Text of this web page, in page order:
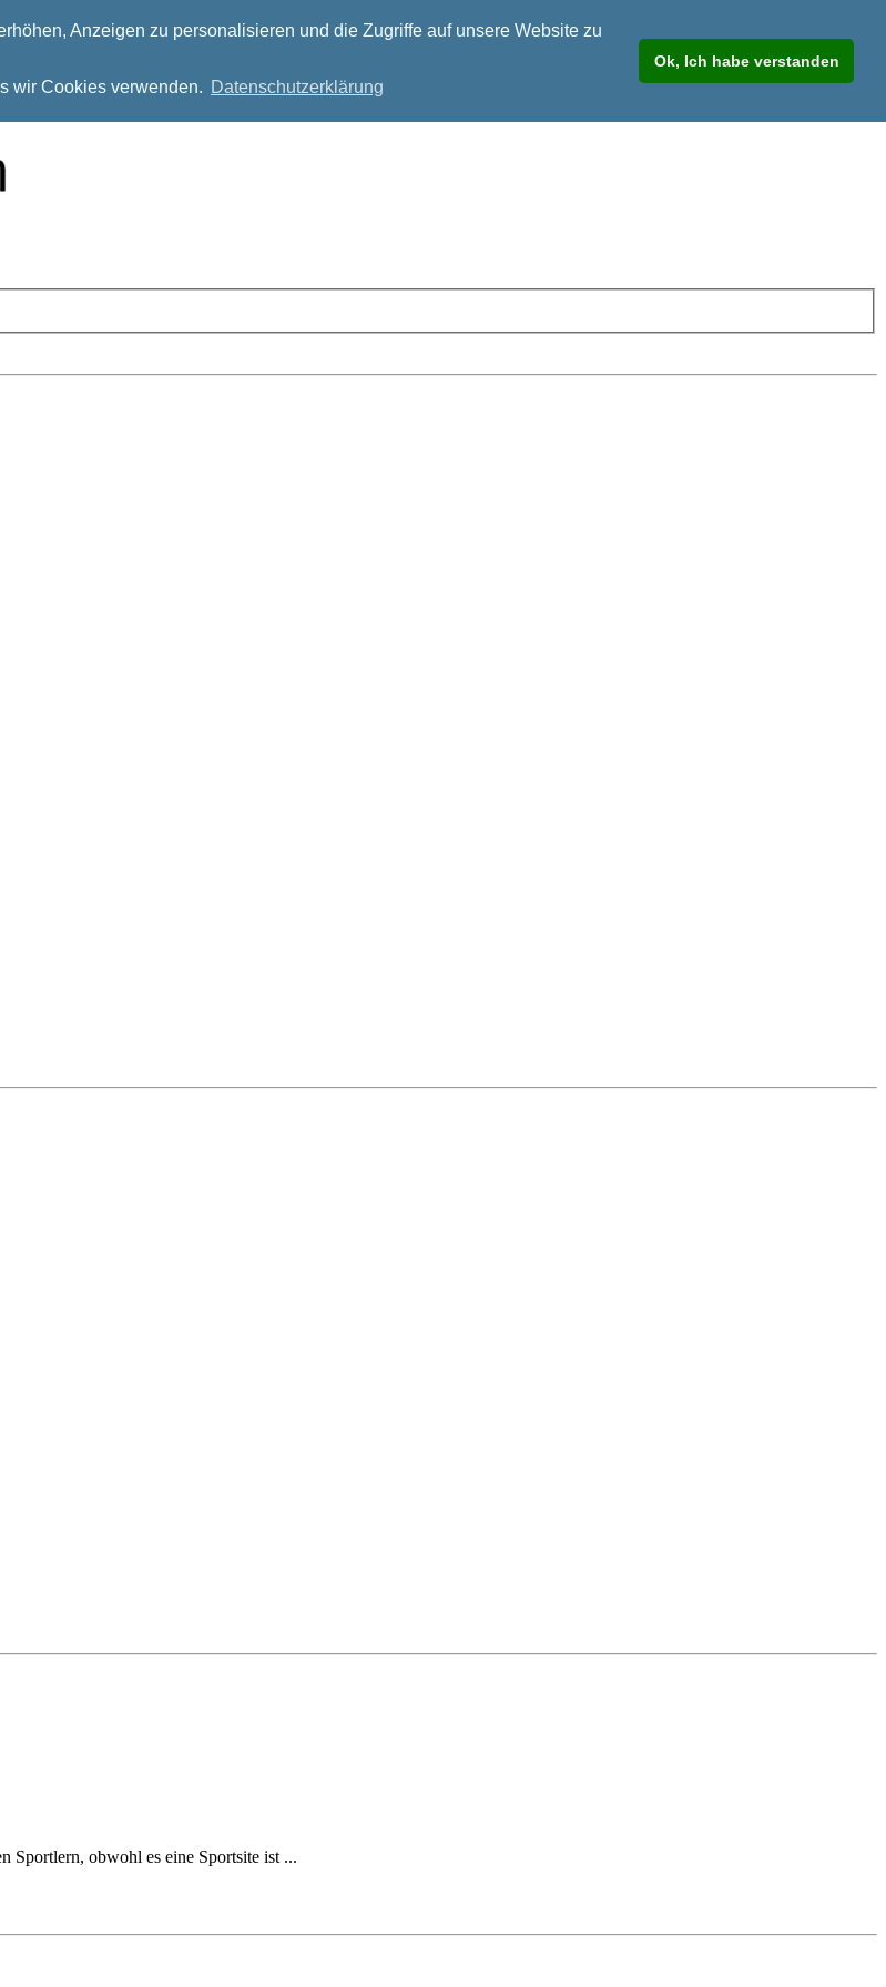
Anzeigen zu personalisieren und die Zugriffe auf unsere Website zu
wir Cookies verwenden. Datenschutzerklärung
Ok, Ich habe verstanden
Sportlern, obwohl es eine Sportsite ist ...